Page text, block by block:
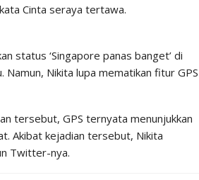
Cinta seraya tertawa.‬
status ‘Singapore panas banget’ di
Nikita lupa mematikan fitur GPS
tersebut, GPS ternyata menunjukkan
Akibat kejadian tersebut, Nikita
Twitter-nya.